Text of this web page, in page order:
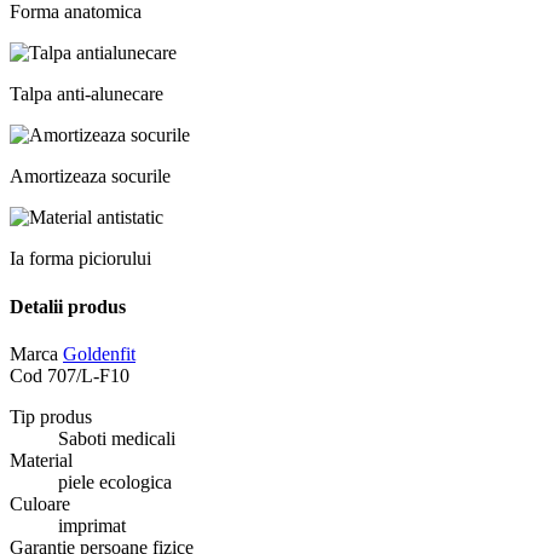
Forma anatomica
Talpa anti-alunecare
Amortizeaza socurile
Ia forma piciorului
Detalii produs
Marca Goldenfit
Cod 707/L-F10
Tip produs
Saboti medicali
Material
piele ecologica
Culoare
imprimat
Garantie persoane fizice